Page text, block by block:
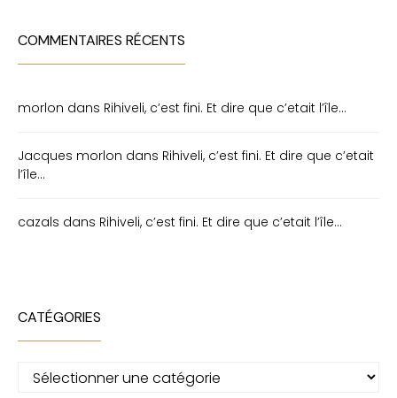
COMMENTAIRES RÉCENTS
morlon dans Rihiveli, c’est fini. Et dire que c’etait l’île…
Jacques morlon dans Rihiveli, c’est fini. Et dire que c’etait
l’île…
cazals dans Rihiveli, c’est fini. Et dire que c’etait l’île…
CATÉGORIES
Catégories